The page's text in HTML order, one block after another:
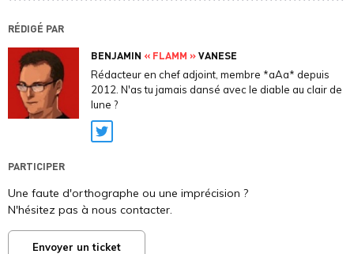
RÉDIGÉ PAR
BENJAMIN « FLAMM »VANESE
Rédacteur en chef adjoint, membre *aAa* depuis
2012. N'as tu jamais dansé avec le diable au clair de
lune ?
Twitter
PARTICIPER
Une faute d'orthographe ou une imprécision ?
N'hésitez pas à nous contacter.
Envoyer un ticket